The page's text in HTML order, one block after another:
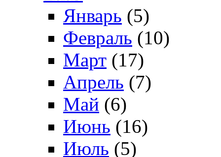
Январь (5)
Февраль (10)
Март (17)
Апрель (7)
Май (6)
Июнь (16)
Июль (5)